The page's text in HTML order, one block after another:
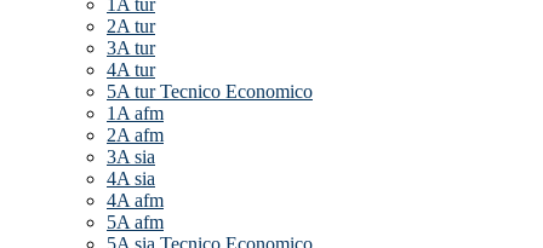
1A tur
2A tur
3A tur
4A tur
5A tur Tecnico Economico
1A afm
2A afm
3A sia
4A sia
4A afm
5A afm